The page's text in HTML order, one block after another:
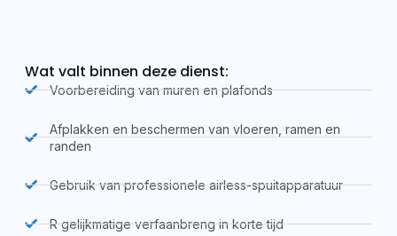
Wat valt binnen deze dienst:
Voorbereiding van muren en plafonds
Afplakken en beschermen van vloeren, ramen en
randen
Gebruik van professionele airless-spuitapparatuur
R gelijkmatige verfaanbreng in korte tijd